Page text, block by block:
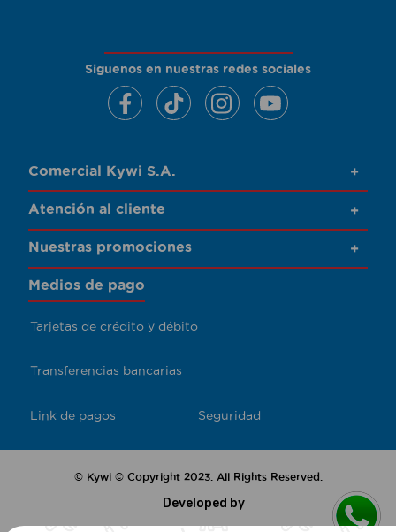
Siguenos en nuestras redes sociales
Comercial Kywi S.A. +
Atención al cliente +
Nuestras promociones +
Medios de pago
Tarjetas de crédito y débito
Transferencias bancarias
Link de pagos Seguridad
© Kywi © Copyright 2023. All Rights Reserved.